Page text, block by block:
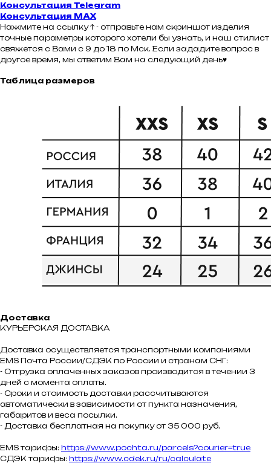
Консультация Telegram
Консультация MAX
Нажмите на ссылку ↑ - отправьте нам скриншот изделия
точные параметры которого хотели бы узнать, и наш стилист
свяжется с Вами с 9 до 18 по Мск. Если зададите вопрос в
другое время, мы ответим Вам на следующий день♥
Таблица размеров
Доставка
КУРЬЕРСКАЯ ДОСТАВКА
Доставка осуществляется транспортными компаниями
ЕMS Почта России/СДЭК по России и странам СНГ:
- Отгрузка оплаченных заказов производится в течении 3
дней с момента оплаты.
- Сроки и стоимость доставки рассчитываются
автоматически в зависимости от пункта назначения,
габаритов и веса посылки.
- Доставка бесплатная на покупку от 35 000 руб.
EMS тарифы: https://www.pochta.ru/parcels?courier=true
СДЭК тарифы: https://www.cdek.ru/ru/calculate